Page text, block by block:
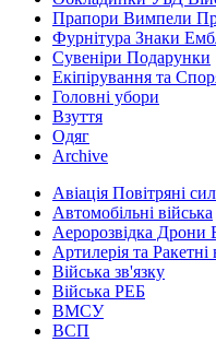
Прапори Вимпели
Фурнітура Знаки
Сувеніри Подарунки
Екіпірування та
Головні убори
Взуття
Одяг
Archive
Авіація Повітряні
Автомобільні війська
Аеророзвідка Дрони
Артилерія та Ракетні
Війська зв'язку
Війська РЕБ
ВМСУ
ВСП